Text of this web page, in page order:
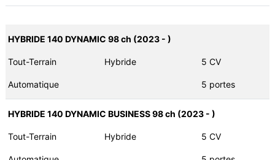
HYBRIDE 140 DYNAMIC 98 ch (2023 - )
Tout-Terrain Hybride 5 CV
Automatique 5 portes
HYBRIDE 140 DYNAMIC BUSINESS 98 ch (2023 - )
Tout-Terrain Hybride 5 CV